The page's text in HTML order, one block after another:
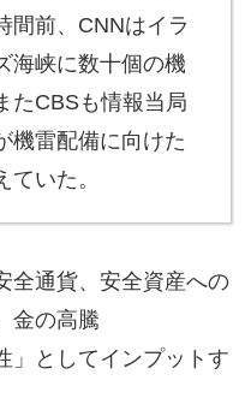
前、CNNはイラ
海峡に数十個の機
たCBSも情報当局
機雷配備に向けた
いた。
全通貨、安全資産への
金の高騰
」としてインプットす